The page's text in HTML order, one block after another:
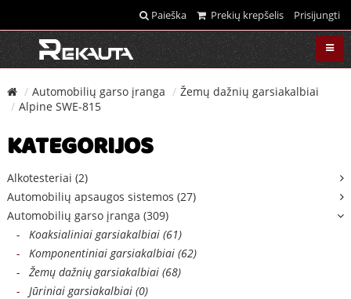
Paieška Prekių krepšelis Prisijungti
Automobilių garso įranga
Žemų dažnių garsiakalbiai
Alpine SWE-815
KATEGORIJOS
Alkotesteriai (2)
Automobilių apsaugos sistemos (27)
Automobilių garso įranga (309)
- Koaksialiniai garsiakalbiai (61)
- Komponentiniai garsiakalbiai (62)
- Žemų dažnių garsiakalbiai (68)
- Jūriniai garsiakalbiai (0)